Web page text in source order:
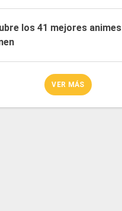
los 41 mejores animes
VER MÁS